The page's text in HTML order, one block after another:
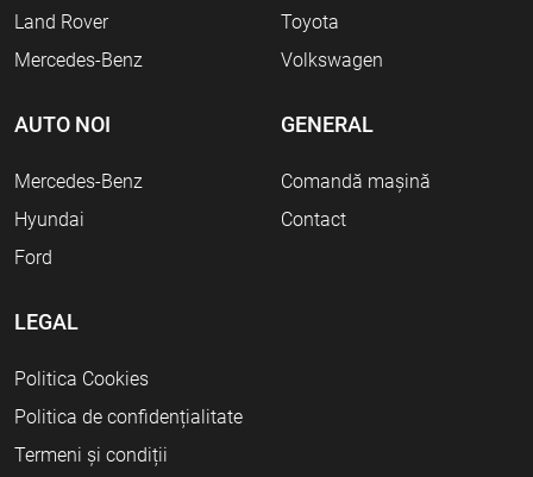
Land Rover
Mercedes-Benz
Toyota
Volkswagen
AUTO NOI
Mercedes-Benz
Hyundai
Ford
GENERAL
Comandă mașină
Contact
LEGAL
Politica Cookies
Politica de confidențialitate
Termeni și condiții